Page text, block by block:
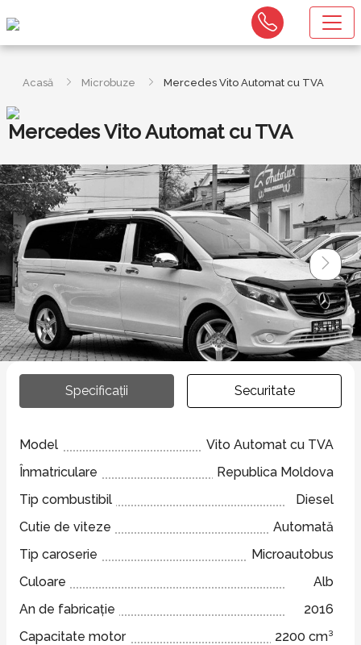
Acasă Microbuze Mercedes Vito Automat cu TVA
Mercedes Vito Automat cu TVA
Specificații Securitate
Model
Vito Automat cu TVA
Înmatriculare
Republica Moldova
Tip combustibil
Diesel
Cutie de viteze
Automată
Tip caroserie
Microautobus
Culoare
Alb
An de fabricație
2016
Capacitate motor
2200 cm³